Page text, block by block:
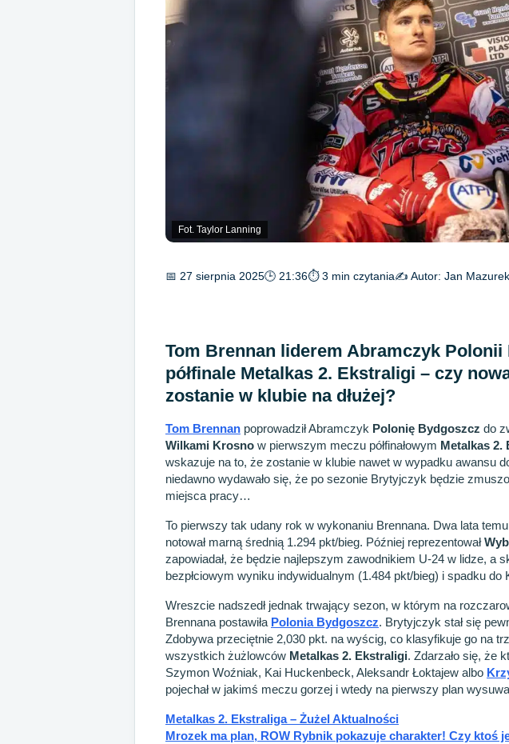
Fot. Taylor Lanning
📅 27 sierpnia 2025🕒 21:36⏱ 3 min czytania✍️ Autor: Jan Mazurek
Tom Brennan liderem Abramczyk Polonii
półfinale Metalkas 2. Ekstraligi – czy
zostanie w klubie na dłużej?
Tom Brennan poprowadził Abramczyk Polonię Bydgoszcz do
Wilkami Krosno w pierwszym meczu półfinałowym Metalkas 2.
wskazuje na to, że zostanie w klubie nawet w wypadku awansu
niedawno wydawało się, że po sezonie Brytyjczyk będzie
miejsca pracy…
To pierwszy tak udany rok w wykonaniu Brennana. Dwa lata temu
notował marną średnią 1.294 pkt/bieg. Później reprezentował
zapowiadał, że będzie najlepszym zawodnikiem U-24 w lidze, a
bezpłciowym wyniku indywidualnym (1.484 pkt/bieg) i spadku do
Wreszcie nadszedł jednak trwający sezon, w którym na
Brennana postawiła Polonia Bydgoszcz. Brytyjczyk stał się
Zdobywa przeciętnie 2,030 pkt. na wyścig, co klasyfikuje go na
wszystkich żużlowców Metalkas 2. Ekstraligi. Zdarzało się, że
Szymon Woźniak, Kai Huckenbeck, Aleksandr Łoktajew albo
pojechał w jakimś meczu gorzej i wtedy na pierwszy plan
Metalkas 2. Ekstraliga – Żużel Aktualności
Mrozek ma plan, ROW Rybnik pokazuje charakter! Czy ktoś